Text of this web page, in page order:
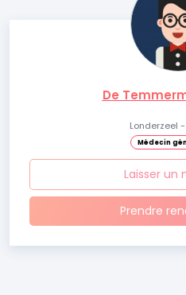
De
Londerzeel
Médecin
Laisser un
Prendre